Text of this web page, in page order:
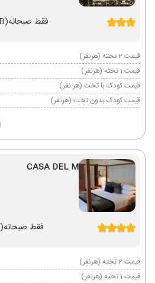
فقط صبحانه(BB)
قیمت 2 تخته (هرنفر)
قیمت 1 تخته (هرنفر)
قیمت کودک با تخت (هر نفر)
قیمت کودک بدون تخت (هرنفر)
CASA DEL M
فقط صبحانه(BB)
قیمت 2 تخته (هرنفر)
قیمت 1 تخته (هرنفر)